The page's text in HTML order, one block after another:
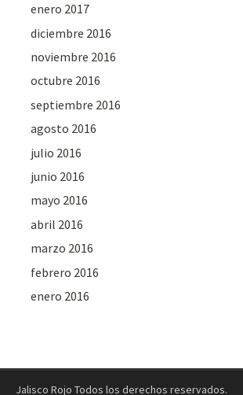
enero 2017
diciembre 2016
noviembre 2016
octubre 2016
septiembre 2016
agosto 2016
julio 2016
junio 2016
mayo 2016
abril 2016
marzo 2016
febrero 2016
enero 2016
Jalisco Rojo Todos los derechos reservados.